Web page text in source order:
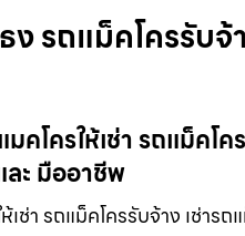
ง รถแม็คโครรับ
มคโครให้เช่า รถแม็ค
ะ มืออาชีพ
เช่า รถแม็คโครรับจ้าง เช่า